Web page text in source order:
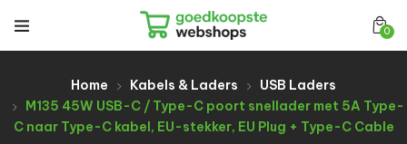
0
Home Kabels & Laders
USB Laders
M135 45W USB-C / Type-C poort snellader met 5A Type-
C naar Type-C kabel, EU-stekker, EU Plug + Type-C Cable